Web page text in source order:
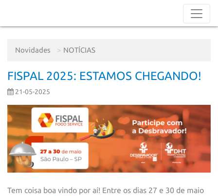
Novidades NOTÍCIAS
FISPAL 2025: ESTAMOS CHEGANDO!
21-05-2025
Tem coisa boa vindo por aí! Entre os dias 27 e 30 de maio